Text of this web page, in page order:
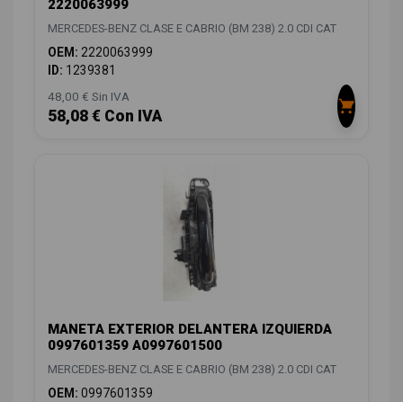
2220063999
MERCEDES-BENZ CLASE E CABRIO (BM 238) 2.0 CDI CAT
OEM: 2220063999
ID: 1239381
48,00 € Sin IVA
58,08 € Con IVA
MANETA EXTERIOR DELANTERA IZQUIERDA
0997601359 A0997601500
MERCEDES-BENZ CLASE E CABRIO (BM 238) 2.0 CDI CAT
OEM: 0997601359